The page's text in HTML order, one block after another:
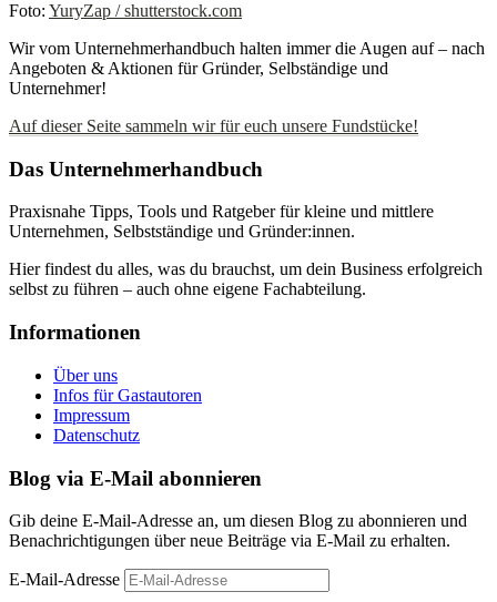
Foto: YuryZap / shutterstock.com
Wir vom Unternehmerhandbuch halten immer die Augen auf – nach
Angeboten & Aktionen für Gründer, Selbständige und
Unternehmer!
Auf dieser Seite sammeln wir für euch unsere Fundstücke!
Das Unternehmerhandbuch
Praxisnahe Tipps, Tools und Ratgeber für kleine und mittlere
Unternehmen, Selbstständige und Gründer:innen.
Hier findest du alles, was du brauchst, um dein Business erfolgreich
selbst zu führen – auch ohne eigene Fachabteilung.
Informationen
Über uns
Infos für Gastautoren
Impressum
Datenschutz
Blog via E-Mail abonnieren
Gib deine E-Mail-Adresse an, um diesen Blog zu abonnieren und
Benachrichtigungen über neue Beiträge via E-Mail zu erhalten.
E-Mail-Adresse